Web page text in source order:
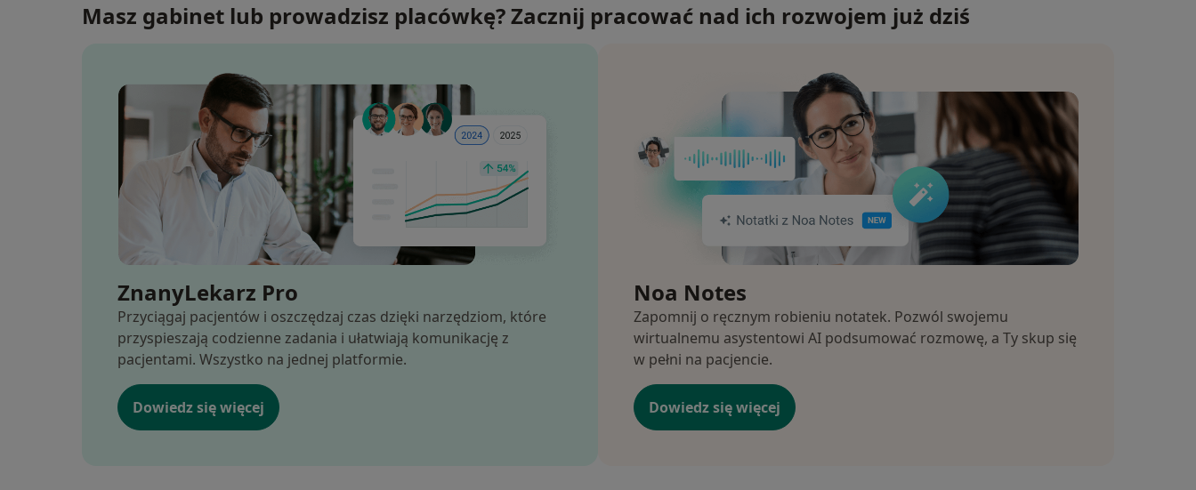
Masz gabinet lub prowadzisz placówkę? Zacznij pracować nad ich rozwojem już dziś
ZnanyLekarz Pro
Przyciągaj pacjentów i oszczędzaj czas dzięki narzędziom, które
przyspieszają codzienne zadania i ułatwiają komunikację z
pacjentami. Wszystko na jednej platformie.
Dowiedz się więcej
Noa Notes
Zapomnij o ręcznym robieniu notatek. Pozwól swojemu
wirtualnemu asystentowi AI podsumować rozmowę, a Ty skup się
w pełni na pacjencie.
Dowiedz się więcej